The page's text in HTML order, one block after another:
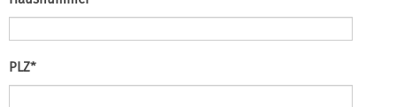
Pflichtfeld
PLZ*